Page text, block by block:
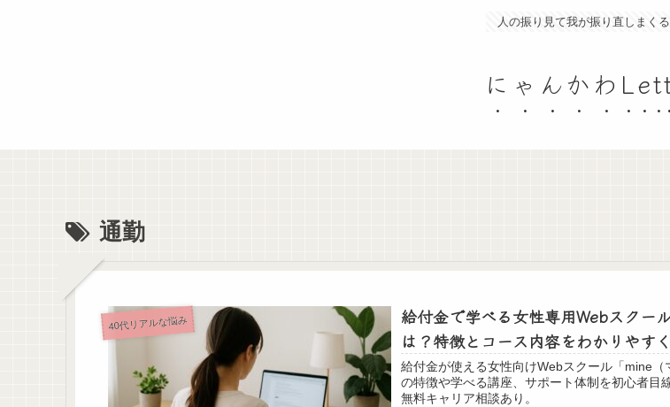
人の振り見て我が振り直しまく
にゃんかわ
通勤
40代リアルな悩み
給付金で学べる女性専用Webスクー
は？特徴とコース内容をわかりやす
給付金が使える女性向けWebスクール「mine（
の特徴や学べる講座、サポート体制を初心者目
無料キャリア相談あり。